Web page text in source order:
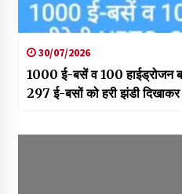
30/07/2026
1000 ई-बसें व 100 हाईड्रोजन
297 ई-बसों को हरी झंडी दिखाकर